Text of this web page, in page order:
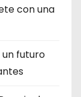
con una
un futuro